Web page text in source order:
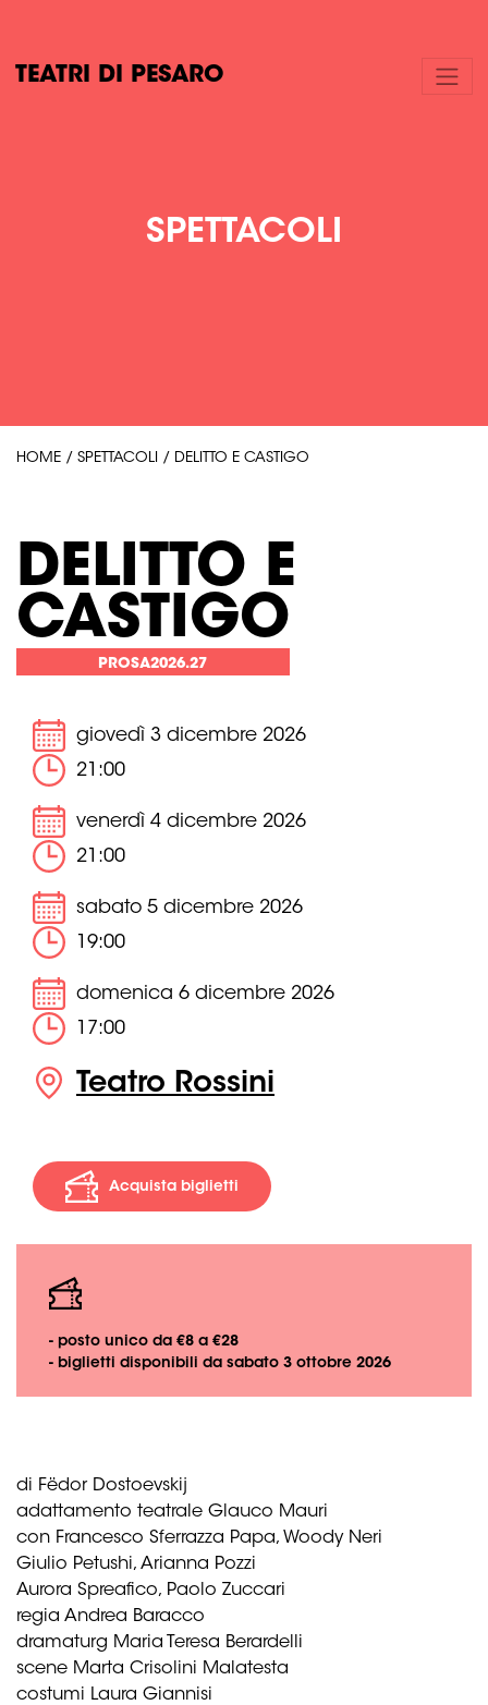
TEATRI DI PESARO
SPETTACOLI
HOME / SPETTACOLI / DELITTO E CASTIGO
DELITTO E
CASTIGO
PROSA2026.27
giovedì 3 dicembre 2026
21:00
venerdì 4 dicembre 2026
21:00
sabato 5 dicembre 2026
19:00
domenica 6 dicembre 2026
17:00
Teatro Rossini
Acquista biglietti
- posto unico da €8 a €28
- biglietti disponibili da sabato 3 ottobre 2026
di Fëdor Dostoevskij
adattamento teatrale Glauco Mauri
con Francesco Sferrazza Papa, Woody Neri
Giulio Petushi, Arianna Pozzi
Aurora Spreafico, Paolo Zuccari
regia Andrea Baracco
dramaturg Maria Teresa Berardelli
scene Marta Crisolini Malatesta
costumi Laura Giannisi